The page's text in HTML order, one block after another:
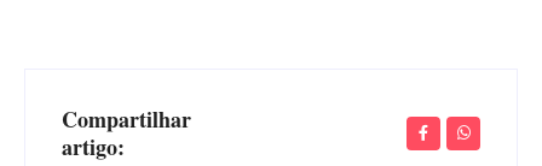
Compartilhar
artigo: